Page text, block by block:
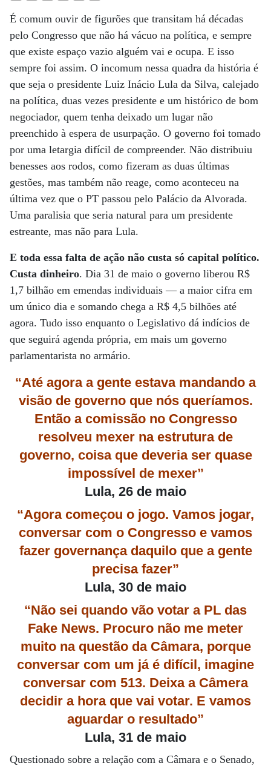
É comum ouvir de figurões que transitam há décadas
pelo Congresso que não há vácuo na política, e sempre
que existe espaço vazio alguém vai e ocupa. E isso
sempre foi assim. O incomum nessa quadra da história é
que seja o presidente Luiz Inácio Lula da Silva, calejado
na política, duas vezes presidente e um histórico de bom
negociador, quem tenha deixado um lugar não
preenchido à espera de usurpação. O governo foi tomado
por uma letargia difícil de compreender. Não distribuiu
benesses aos rodos, como fizeram as duas últimas
gestões, mas também não reage, como aconteceu na
última vez que o PT passou pelo Palácio da Alvorada.
Uma paralisia que seria natural para um presidente
estreante, mas não para Lula.
E toda essa falta de ação não custa só capital político.
Custa dinheiro. Dia 31 de maio o governo liberou R$
1,7 bilhão em emendas individuais — a maior cifra em
um único dia e somando chega a R$ 4,5 bilhões até
agora. Tudo isso enquanto o Legislativo dá indícios de
que seguirá agenda própria, em mais um governo
parlamentarista no armário.
“Até agora a gente estava mandando a
visão de governo que nós queríamos.
Então a comissão no Congresso
resolveu mexer na estrutura de
governo, coisa que deveria ser quase
impossível de mexer”
Lula, 26 de maio
“Agora começou o jogo. Vamos jogar,
conversar com o Congresso e vamos
fazer governança daquilo que a gente
precisa fazer”
Lula, 30 de maio
“Não sei quando vão votar a PL das
Fake News. Procuro não me meter
muito na questão da Câmara, porque
conversar com um já é difícil, imagine
conversar com 513. Deixa a Câmera
decidir a hora que vai votar. E vamos
aguardar o resultado”
Lula, 31 de maio
Questionado sobre a relação com a Câmara e o Senado,